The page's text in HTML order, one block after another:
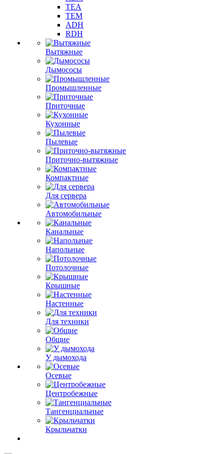
TEA
TEM
ADH
RDH
Вытяжные
Дымососы
Промышленные
Приточные
Кухонные
Пылевые
Приточно-вытяжные
Компактные
Для сервера
Автомобильные
Канальные
Напольные
Потолочные
Крышные
Настенные
Для техники
Общие
У дымохода
Осевые
Центробежные
Тангенциальные
Крыльчатки